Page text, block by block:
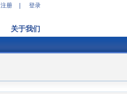
注册 登录
关于我们